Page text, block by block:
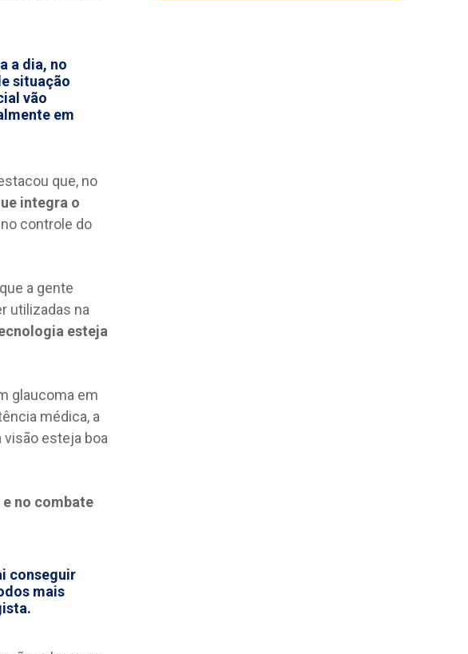
a dia, no
situação
vão
em
que, no
integra o
controle do
a gente
utilizadas na
esteja
glaucoma em
médica, a
esteja boa
no combate
conseguir
mais